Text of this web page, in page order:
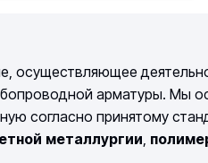
осуществляющее
арматуры. Мы
согласно принятому
металлургии